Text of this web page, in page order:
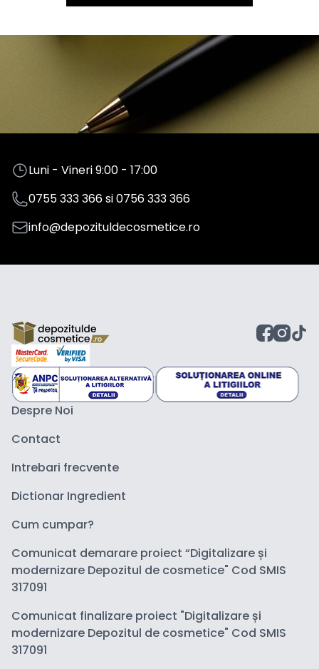
Luni - Vineri 9:00 - 17:00
0755 333 366si0756 333 366
info@depozituldecosmetice.ro
Despre Noi
Contact
Intrebari frecvente
Dictionar Ingredient
Cum cumpar?
Comunicat demarare proiect “Digitalizare și
modernizare Depozitul de cosmetice" Cod SMIS
317091
Comunicat finalizare proiect "Digitalizare și
modernizare Depozitul de cosmetice" Cod SMIS
317091